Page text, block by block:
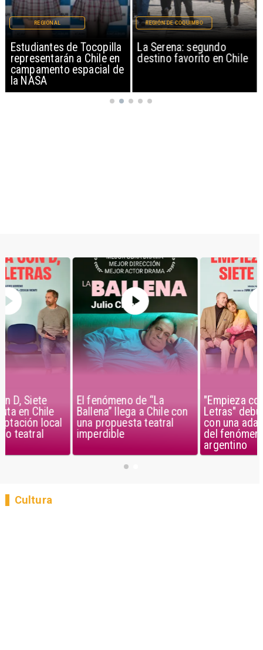
Estudiantes de Tocopilla
representarán a Chile en
campamento espacial de
la NASA
REGIONAL
La Serena: segundo
destino favorito en Chile
REGIÓN DE COQUIMBO
El fenómeno de “La
Ballena” llega a Chile con
una propuesta teatral
imperdible
"Empieza con D, Siete
Letras" debuta en Chile
con una adaptación local
del fenómeno teatral
Cultura